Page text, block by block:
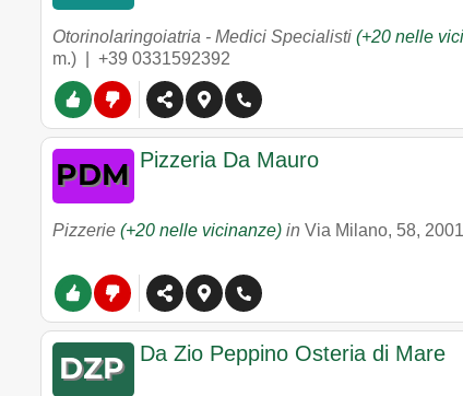
Otorinolaringoiatria - Medici Specialisti (+20 nelle
m.) | +39 0331592392
Pizzeria Da Mauro
Pizzerie (+20 nelle vicinanze) in Via Milano, 58,
Da Zio Peppino Osteria di Mare